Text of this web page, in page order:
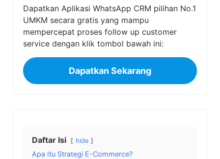
Dapatkan Aplikasi WhatsApp CRM pilihan No.1
UMKM secara gratis yang mampu
mempercepat proses follow up customer
service dengan klik tombol bawah ini:
Dapatkan Sekarang
Daftar Isi hide
Apa Itu Strategi E-Commerce?